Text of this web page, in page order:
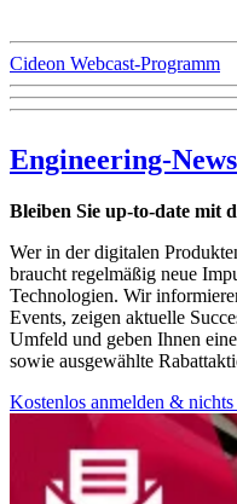
Cideon Webcast-Programm
Engineering-
Bleiben Sie up-to-date mit
Wer in der digitalen
braucht regelmäßig neue
Technologien. Wir
Events, zeigen aktuelle
Umfeld und geben Ihnen
sowie ausgewählte
Kostenlos anmelden & nichts